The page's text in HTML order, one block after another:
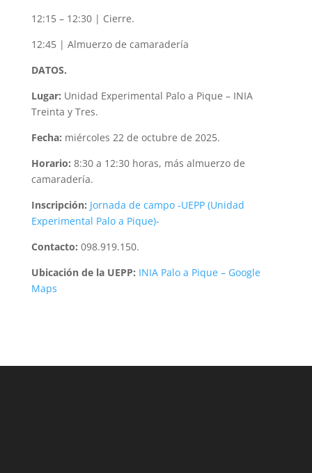
12:15 – 12:30 | Cierre.
12:45 | Almuerzo de camaradería
DATOS.
Lugar: Unidad Experimental Palo a Pique – INIA
Treinta y Tres.
Fecha: miércoles 22 de octubre de 2025.
Horario: 8:30 a 12:30 horas, más almuerzo de
camaradería.
Inscripción: Jornada de campo -UEPP (Unidad
Experimental Palo a Pique)-
Contacto: 098.919.150.
Ubicación de la UEPP: INIA Palo a Pique – Google
Maps